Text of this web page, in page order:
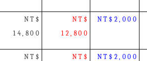
NT$
14,800
NT$
12,800
NT$2,000
NT$
NT$
NT$2,000